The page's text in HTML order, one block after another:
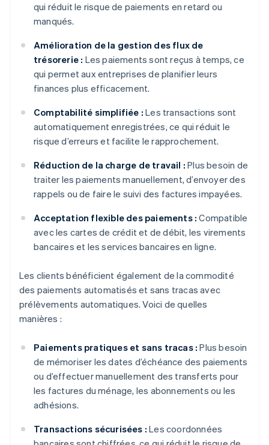
qui réduit le risque de paiements en retard ou
manqués.
Amélioration de la gestion des flux de
trésorerie : Les paiements sont reçus à temps, ce
qui permet aux entreprises de planifier leurs
finances plus efficacement.
Comptabilité simplifiée : Les transactions sont
automatiquement enregistrées, ce qui réduit le
risque d’erreurs et facilite le rapprochement.
Réduction de la charge de travail : Plus besoin de
traiter les paiements manuellement, d’envoyer des
rappels ou de faire le suivi des factures impayées.
Acceptation flexible des paiements : Compatible
avec les cartes de crédit et de débit, les virements
bancaires et les services bancaires en ligne.
Les clients bénéficient également de la commodité
des paiements automatisés et sans tracas avec
prélèvements automatiques. Voici de quelles
manières :
Paiements pratiques et sans tracas : Plus besoin
de mémoriser les dates d’échéance des paiements
ou d’effectuer manuellement des transferts pour
les factures du ménage, les abonnements ou les
adhésions.
Transactions sécurisées : Les coordonnées